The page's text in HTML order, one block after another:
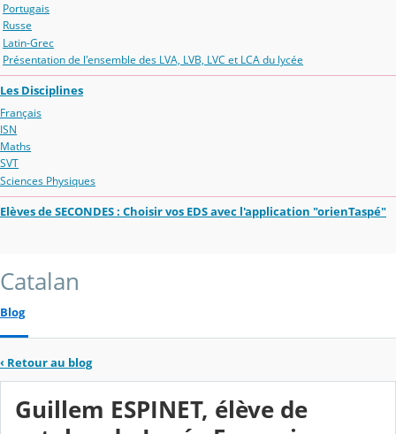
Portugais
Russe
Latin-Grec
Présentation de l'ensemble des LVA, LVB, LVC et LCA du lycée
Les Disciplines
Français
ISN
Maths
SVT
Sciences Physiques
Elèves de SECONDES : Choisir vos EDS avec l'application "orienTaspé"
Catalan
Blog
‹ Retour au blog
Guillem ESPINET, élève de